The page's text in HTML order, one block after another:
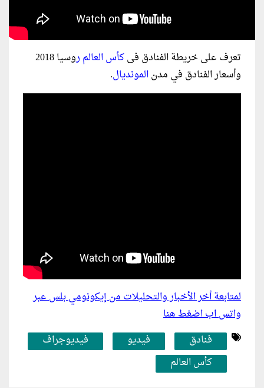
تعرف على خريطة الفنادق فىكأس العالم ر
وسيا 2018
وأسعار الفنادق في مدنالمونديال.
لمتابعة أخر الأخبار والتحليلات من إيكونومي بلس عبر
واتس اب اضغط هنا
فنادق
فيديو
فيديوجراف
كأس العالم